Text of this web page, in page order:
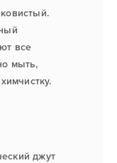
все
мыть,
джут